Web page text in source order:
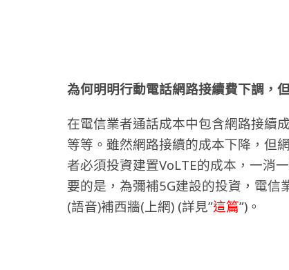
為何明明行動電話網路接續費下調，
在電信業者通話成本中包含網路接續
等等。雖然網路接續的成本下降，但
者必須投資建置VoLTE的成本，一消
要的是，為彌補5G建設的投資，電
(語音)補西牆(上網) (詳見”這篇”)。